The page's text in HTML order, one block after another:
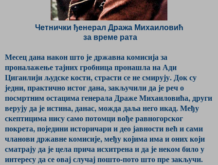
Четнички ђенерал Дража Михаиловић
за време рата
Месец дана након што је државна комисија за
проналажење тајних гробница пронашла на Ади
Циганлији људске кости, страсти се не смирују. Док су
једни, практично истог дана, закључили да је реч о
посмртним остацима генерала Драже Михаиловића, други
верују да је истина, данас, можда даља него икад. Међу
скептицима нису само потомци вође равногорског
покрета, поједини историчари и део јавности већ и сами
чланови државне комисије, међу којима има и оних који
сматрају да је цела прича исхитрена и да је неком било у
интересу да се овај случај пошто-пото што пре закључи.